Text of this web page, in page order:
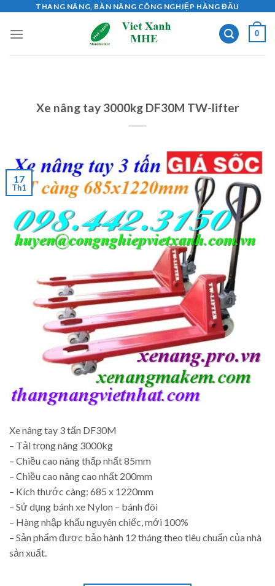
content
THANG NÂNG, BÀN NÂNG CÔNG NGHIỆP HÀNG ĐẦU
0
Xe nâng tay 3000kg DF30M TW-lifter
17
Th1
Xe nâng tay 3 tấn DF30M
– Tải trọng nâng 3000kg
– Chiều cao nâng thấp nhất 85mm
– Chiều cao nâng cao nhất 200mm
– Kích thước càng: 685 x 1220mm
– Sử dụng bánh xe Nylon – bánh đôi
– Hàng nhập khẩu nguyên chiếc, mới 100%
– Sản phẩm được bảo hành 12 tháng theo tiêu chuẩn của nhà
sản xuất.